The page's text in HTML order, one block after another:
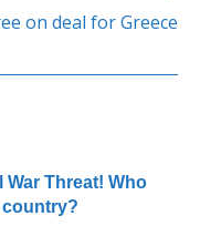
on deal for Greece
Threat! Who